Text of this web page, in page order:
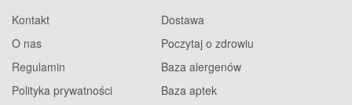
Kontakt
O nas
Regulamin
Polityka prywatności
Dostawa
Poczytaj o zdrowiu
Baza alergenów
Baza aptek